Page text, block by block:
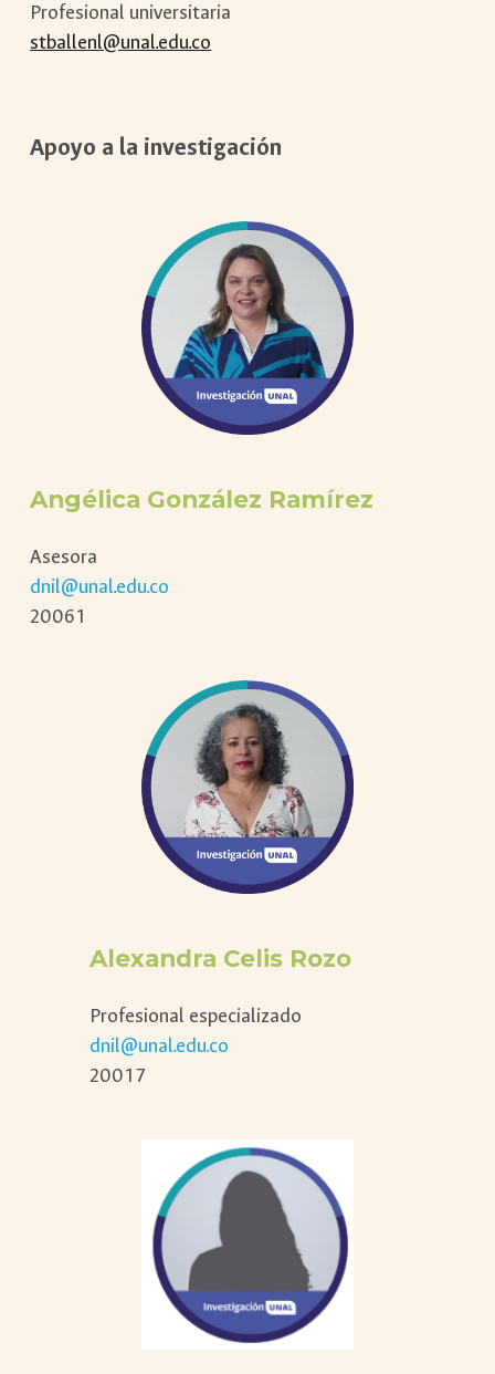
Profesional universitaria
stballenl@unal.edu.co
Apoyo a la investigación
Angélica González Ramírez
Asesora
dnil@unal.edu.co
20061
Alexandra Celis Rozo
Profesional especializado
dnil@unal.edu.co
20017